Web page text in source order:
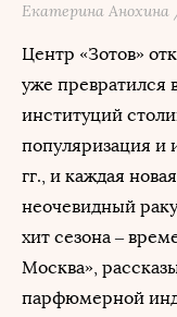
Екатерина
Центр «Зотов»
уже превратился
институций
популяризация и
гг., и каждая
неочевидный
хит сезона –
Москва»,
парфюмерной